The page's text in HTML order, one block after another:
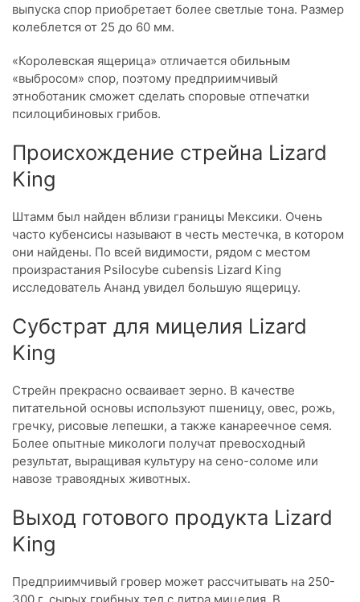
выпуска спор приобретает более светлые тона. Размер
колеблется от 25 до 60 мм.
«Королевская ящерица» отличается обильным
«выбросом» спор, поэтому предприимчивый
этноботаник сможет сделать споровые отпечатки
псилоцибиновых грибов.
Происхождение стрейна Lizard
King
Штамм был найден вблизи границы Мексики. Очень
часто кубенсисы называют в честь местечка, в котором
они найдены. По всей видимости, рядом с местом
произрастания Psilocybe cubensis Lizard King
исследователь Ананд увидел большую ящерицу.
Субстрат для мицелия Lizard
King
Стрейн прекрасно осваивает зерно. В качестве
питательной основы используют пшеницу, овес, рожь,
гречку, рисовые лепешки, а также канареечное семя.
Более опытные микологи получат превосходный
результат, выращивая культуру на сено-соломе или
навозе травоядных животных.
Выход готового продукта Lizard
King
Предприимчивый гровер может рассчитывать на 250-